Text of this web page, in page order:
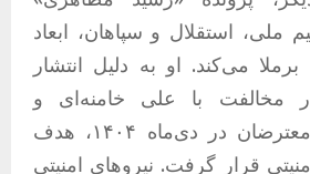
ملی، استقلال و سپاهان، ابعاد
برملا می‌کند. او به دلیل انتشار
مخالفت با علی خامنه‌ای و
محکومیت کشتار معترضان در دی‌ماه ۱۴۰۴، هدف
قرار گرفت. نیروهای امنیتی